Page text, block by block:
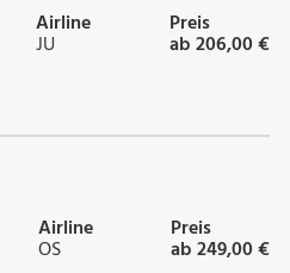
Airline
JU
Preis
ab 206,00 €
Airline
OS
Preis
ab 249,00 €